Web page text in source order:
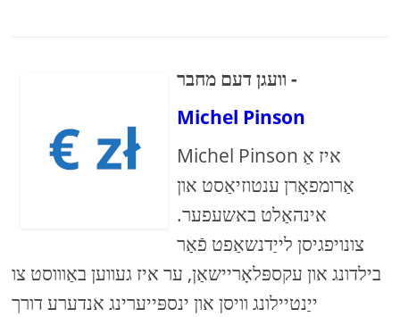
וועגן דעם מחבר -
Michel Pinson
Michel Pinson איז אַ
אַרומפאָרן ענטוזיאַסט און
אינהאַלט באשעפער.
צונויפגיסן לייַדנשאַפט פֿאַר
בילדונג און עקספּלאָריישאַן, ער איז געווען באַוווסט צו
ייַנטיילונג וויסן און ינספּייערינג אנדערע דורך